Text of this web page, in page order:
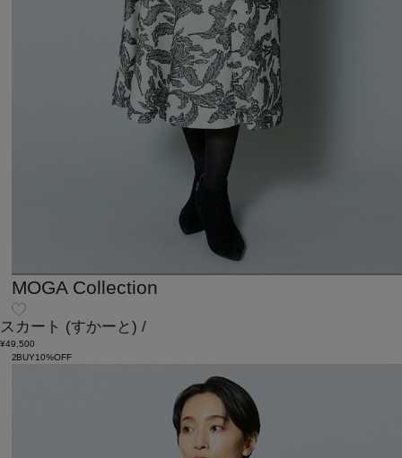
MOGA Collection
スカート (すかーと) /
¥49,500
2BUY10%OFF